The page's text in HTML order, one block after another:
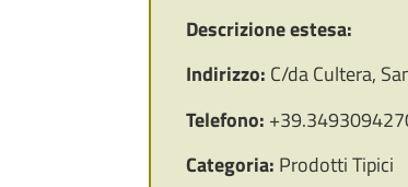
Descrizione estesa:
Indirizzo: C/da Cultera,
Telefono:
Categoria: Prodotti Tipici